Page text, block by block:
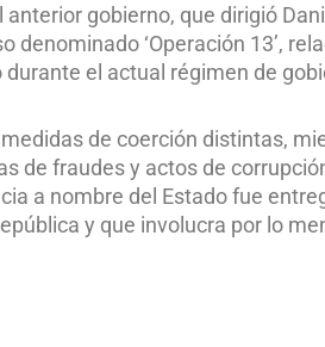
gobierno, que dirigió
‘Operación 13’,
el actual régimen de
de coerción distintas,
de fraudes y actos de
a nombre del Estado fue
y que involucra por lo